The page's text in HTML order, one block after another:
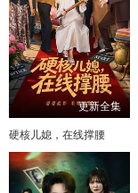
更新全集
硬核儿媳，在线撑腰